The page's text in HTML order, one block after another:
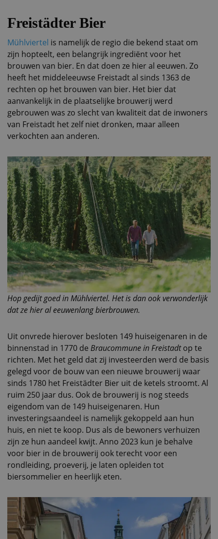
Freistädter Bier
Mühlviertel is namelijk de regio die bekend staat om
zijn hopteelt, een belangrijk ingrediënt voor het
brouwen van bier. En dat doen ze hier al eeuwen. Zo
heeft het middeleeuwse Freistadt al sinds 1363 de
rechten op het brouwen van bier. Het bier dat
aanvankelijk in de plaatselijke brouwerij werd
gebrouwen was zo slecht van kwaliteit dat de inwoners
van Freistadt het zelf niet dronken, maar alleen
verkochten aan anderen.
Hop gedijt goed in Mühlviertel. Het is dan ook verwonderlijk
dat ze hier al eeuwenlang bierbrouwen.
Uit onvrede hierover besloten 149 huiseigenaren in de
binnenstad in 1770 de Braucommune in Freistadtop te
richten. Met het geld dat zij investeerden werd de basis
gelegd voor de bouw van een nieuwe brouwerij waar
sinds 1780 het Freistädter Bier uit de ketels stroomt. Al
ruim 250 jaar dus. Ook de brouwerij is nog steeds
eigendom van de 149 huiseigenaren. Hun
investeringsaandeel is namelijk gekoppeld aan hun
huis, en niet te koop. Dus als de bewoners verhuizen
zijn ze hun aandeel kwijt. Anno 2023 kun je behalve
voor bier in de brouwerij ook terecht voor een
rondleiding, proeverij, je laten opleiden tot
biersommelier en heerlijk eten.